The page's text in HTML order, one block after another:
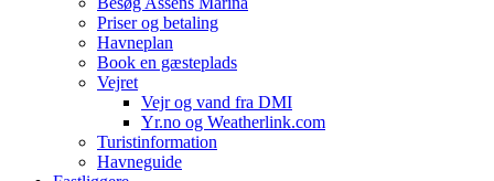
Priser og betaling
Havneplan
Book en gæsteplads
Vejret
Vejr og vand fra DMI
Yr.no og Weatherlink.com
Turistinformation
Havneguide